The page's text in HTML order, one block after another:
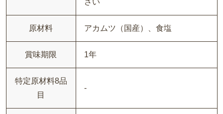
さい
原材料 アカムツ（国産）、食塩
賞味期限 1年
特定原材料8品
目
-